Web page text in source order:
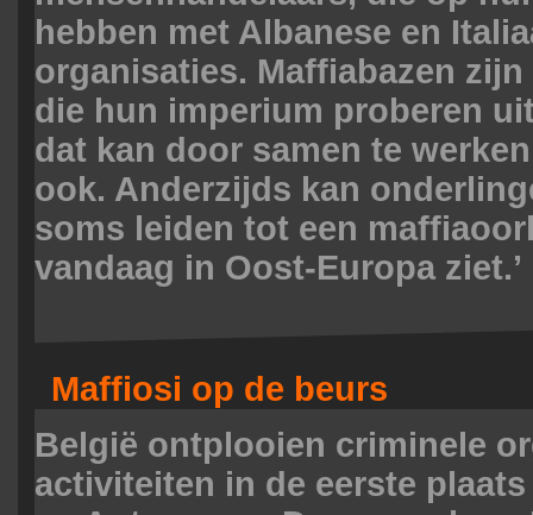
hebben met Albanese en
organisaties. Maffiabazen
die hun imperium proberen
dat kan door samen te
ook. Anderzijds kan
soms leiden tot een
vandaag in Oost-Europa ziet.’
Maffiosi op de beurs
België ontplooien criminele
activiteiten in de eerste